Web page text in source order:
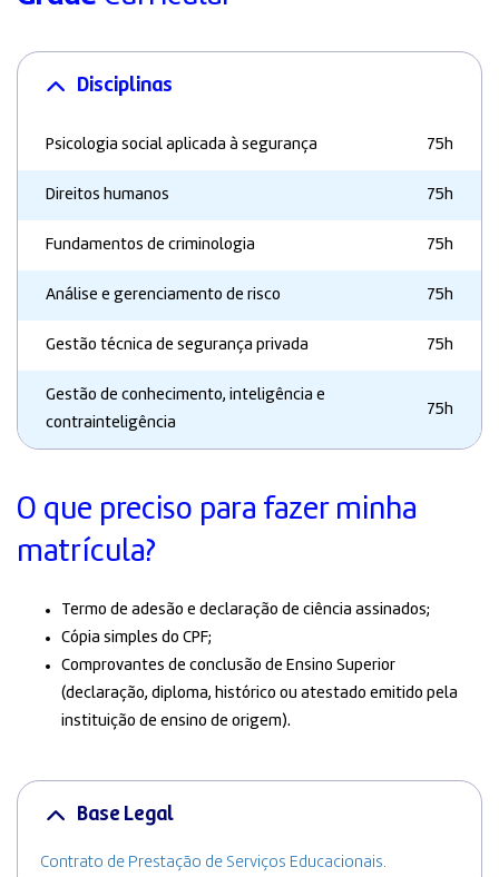
Disciplinas
Psicologia social aplicada à segurança 75h
Direitos humanos 75h
Fundamentos de criminologia 75h
Análise e gerenciamento de risco 75h
Gestão técnica de segurança privada 75h
Gestão de conhecimento, inteligência e
contrainteligência
75h
O que preciso para fazer minha
matrícula?
Termo de adesão e declaração de ciência assinados;
Cópia simples do CPF;
Comprovantes de conclusão de Ensino Superior
(declaração, diploma, histórico ou atestado emitido pela
instituição de ensino de origem).
Base Legal
Contrato de Prestação de Serviços Educacionais.